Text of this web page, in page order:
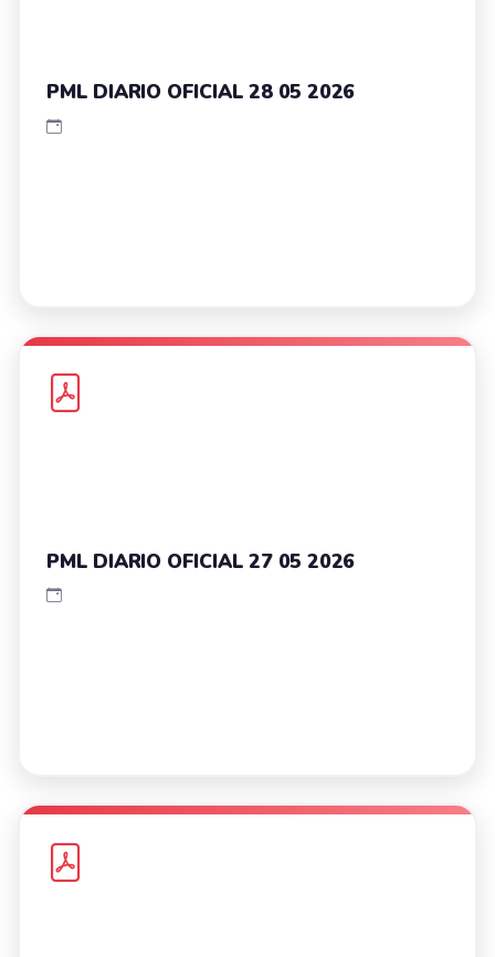
PML DIARIO OFICIAL 28 05 2026
PML DIARIO OFICIAL 27 05 2026